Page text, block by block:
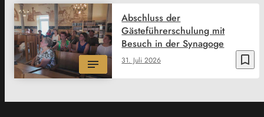
bookmark_border
31. Juli 2026
Abschluss der
Gästeführerschulung mit
Besuch in der Synagoge